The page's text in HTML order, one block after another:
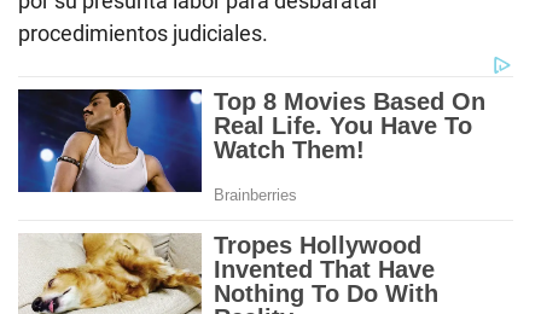
procedimientos judiciales.